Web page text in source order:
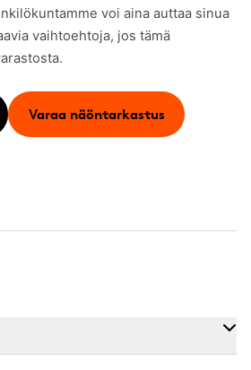
voi aina auttaa sinua
vaihtoehtoja, jos tämä
Varaa näöntarkastus